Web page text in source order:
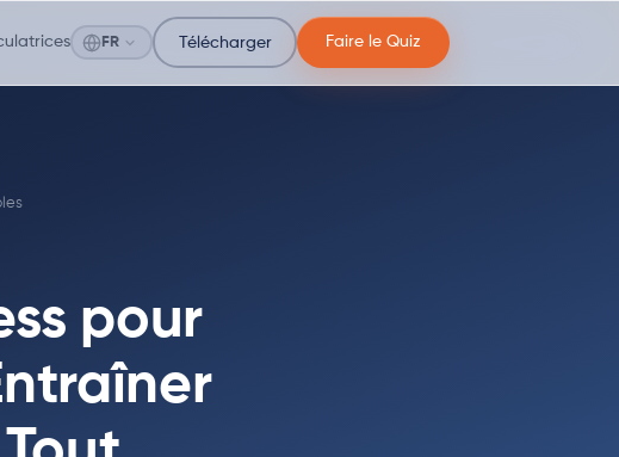
FR Télécharger Faire le Quiz
pour